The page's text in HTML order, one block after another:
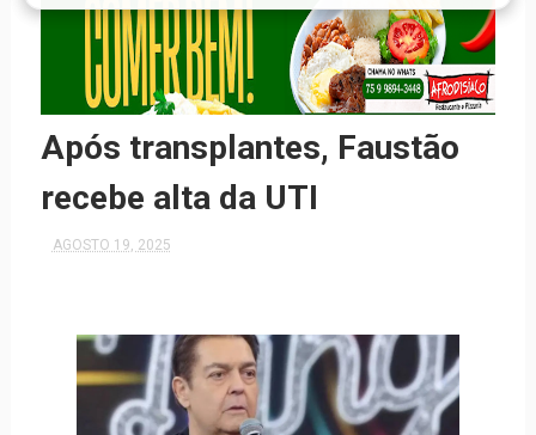
Após transplantes, Faustão
recebe alta da UTI
AGOSTO 19, 2025